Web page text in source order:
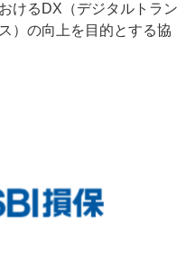
けるDX（デジタルトラン
）の向上を目的とする協